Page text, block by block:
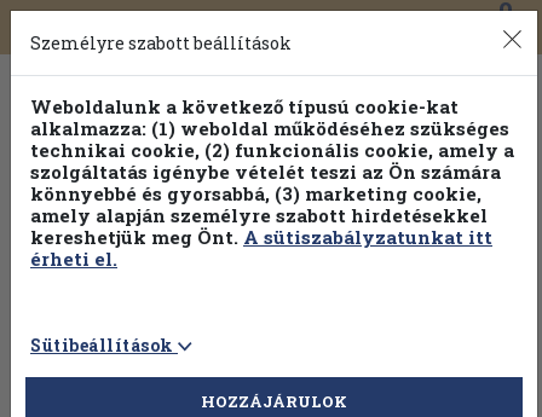
Toggle
navigation
0
Vissza az előző oldalra
Személyre szabott beállítások
Weboldalunk a következő típusú cookie-kat
alkalmazza: (1) weboldal működéséhez szükséges
technikai cookie, (2) funkcionális cookie, amely a
szolgáltatás igénybe vételét teszi az Ön számára
könnyebbé és gyorsabbá, (3) marketing cookie,
amely alapján személyre szabott hirdetésekkel
kereshetjük meg Önt. A sütiszabályzatunkat itt
érheti el.
Sütibeállítások
HOZZÁJÁRULOK